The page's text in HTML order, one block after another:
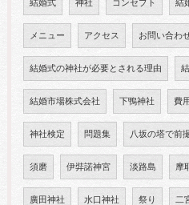
結婚式 神社 コンセプト 結
メニュー アクセス お問い合わ
結婚式の神社が必要とされる理由
結婚市場株式会社 下鴨神社 費用
神社検定 問題集 八坂の塔で前
須磨 伊弉諾神宮 淡路島 摩
廣田神社 水口神社 祭り 二